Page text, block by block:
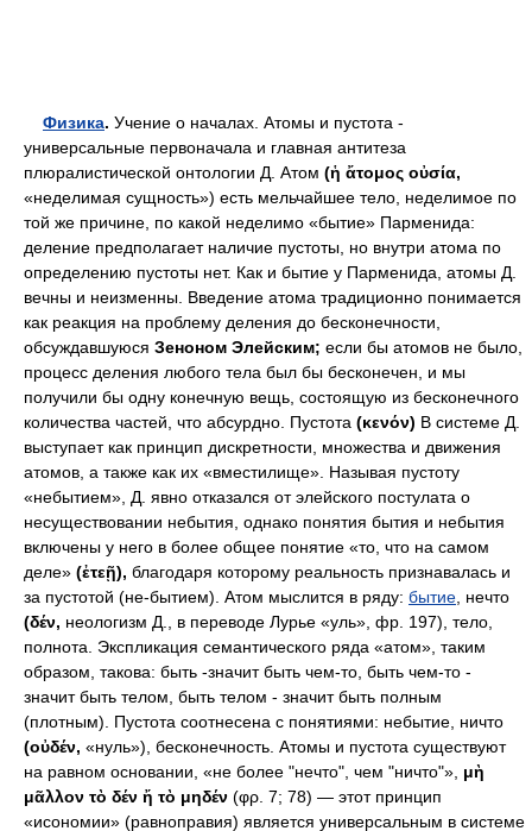
Физика. Учение о началах. Атомы и пустота -
универсальные первоначала и главная антитеза
плюралистической онтологии Д. Атом (ἡ ἄτομος οὐσία,
«неделимая сущность») есть мельчайшее тело, неделимое по
той же причине, по какой неделимо «бытие» Парменида:
деление предполагает наличие пустоты, но внутри атома по
определению пустоты нет. Как и бытие у Парменида, атомы Д.
вечны и неизменны. Введение атома традиционно понимается
как реакция на проблему деления до бесконечности,
обсуждавшуюся Зеноном Элейским; если бы атомов не было,
процесс деления любого тела был бы бесконечен, и мы
получили бы одну конечную вещь, состоящую из бесконечного
количества частей, что абсурдно. Пустота (κενόν) В системе Д.
выступает как принцип дискретности, множества и движения
атомов, а также как их «вместилище». Называя пустоту
«небытием», Д. явно отказался от элейского постулата о
несуществовании небытия, однако понятия бытия и небытия
включены у него в более общее понятие «то, что на самом
деле» (ἐτεῇ), благодаря которому реальность признавалась и
за пустотой (не-бытием). Атом мыслится в ряду: бытие , нечто
(δέν, неологизм Д., в переводе Лурье «уль», фр. 197), тело,
полнота. Экспликация семантического ряда «атом», таким
образом, такова: быть -значит быть чем-то, быть чем-то -
значит быть телом, быть телом - значит быть полным
(плотным). Пустота соотнесена с понятиями: небытие, ничто
(οὐδέν, «нуль»), бесконечность. Атомы и пустота существуют
на равном основании, «не более "нечто", чем "ничто"», μὴ
μᾶλλον τὸ δέν ἤ τὸ μηδέν (φρ. 7; 78) — этот принцип
«исономии» (равноправия) является универсальным в системе